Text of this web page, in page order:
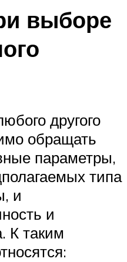
выборе
другого
обращать
параметры,
типа
и
и
К таким